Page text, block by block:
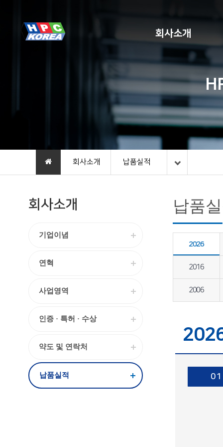
회사소개
회사소개 납품실적
회사소개
기업이념
연혁
사업영역
인증 · 특허 · 수상
약도 및 연락처
납품실적
납품
2026
2016
2006
01